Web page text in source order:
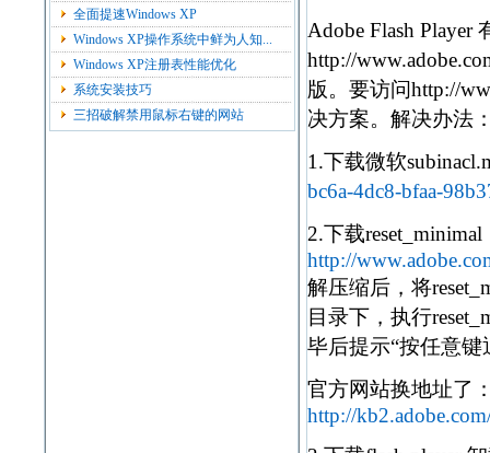
全面提速Windows XP
Windows XP操作系统中鲜为人知...
Windows XP注册表性能优化
系统安装技巧
三招破解禁用鼠标右键的网站
Adobe Flash
http://
版。要访问http://
决方案。解决办法
1.下载微软
bc6a-4dc8-bfaa-
2.下载reset_minimal
http://
解压缩后，将
目录下，执行
毕后提示“按任意键
官方网站换地址了
http://